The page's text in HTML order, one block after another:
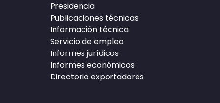
Presidencia
Publicaciones técnicas
Información técnica
Servicio de empleo
Informes jurídicos
Informes económicos
Directorio exportadores